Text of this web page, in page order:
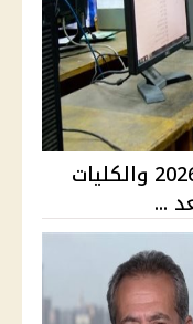
موعد تنسيق المرحلة الثانية 2026 والكليات
...